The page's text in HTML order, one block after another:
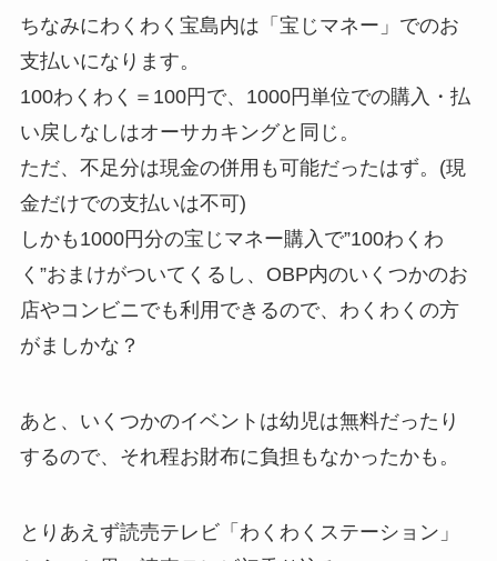
ちなみにわくわく宝島内は「宝じマネー」でのお
支払いになります。
100わくわく＝100円で、1000円単位での購入・払
い戻しなしはオーサカキングと同じ。
ただ、不足分は現金の併用も可能だったはず。(現
金だけでの支払いは不可)
しかも1000円分の宝じマネー購入で”100わくわ
く”おまけがついてくるし、OBP内のいくつかのお
店やコンビニでも利用できるので、わくわくの方
がましかな？
あと、いくつかのイベントは幼児は無料だったり
するので、それ程お財布に負担もなかったかも。
とりあえず読売テレビ「わくわくステーション」